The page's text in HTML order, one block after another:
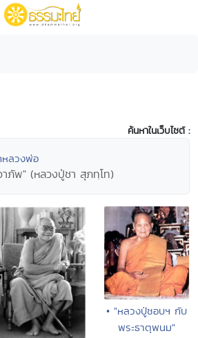
ค้นหาในเว็บไซต์ :
หลวงพ่อ
ภัพ" (หลวงปู่ชา สุภทฺโท)
• "หลวงปู่ชอบฯ กับ
พระธาตุพนม"